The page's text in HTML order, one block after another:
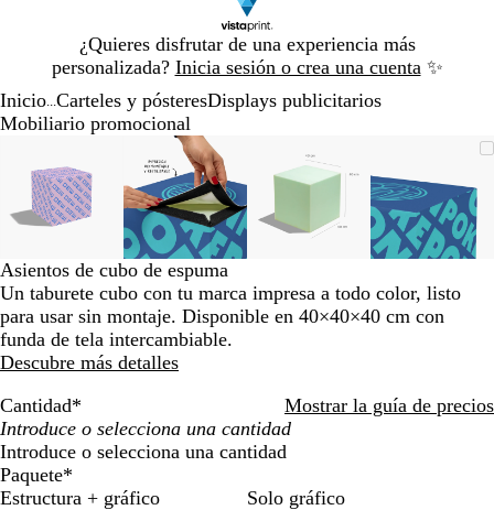
¿Quieres disfrutar de una experiencia más
personalizada? Inicia sesión o crea una cuenta ✨
1
Inicio Carteles y pósteresDisplays publicitarios
Mobiliario promocional
ampliable
hasta
mínimo
clic
para
expandir
las
teclas
de
menos
para
ampliar
alejar
y
las
flechas
para
moverte
Imagen
ampliable
Acercado
hasta
mínimo
Haz
clic
para
expandir
Utiliza
las
teclas
de
más
y
menos
para
ampliar
las
flechas
moverte
ampliable
hasta
mínimo
clic
para
expandir
las
teclas
más
menos
para
y
moverte
Imagen
mínimo
para
Utiliza
teclas
de
más
y
menos
y
las
Asientos de cubo de espuma
Un taburete cubo con tu marca impresa a todo color, listo
para usar sin montaje. Disponible en 40×40×40 cm con
funda de tela intercambiable.
Descubre más detalles
Cantidad* Mostrar la guía de precios
Introduce o selecciona una cantidad
Paquete*
Estructura + gráfico
Solo gráfico